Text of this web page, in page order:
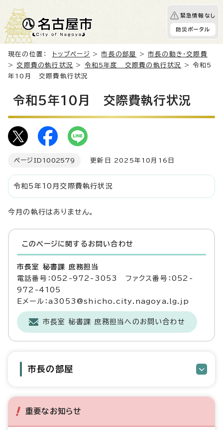
緊急情報なし
防災ポータル
現在の位置： トップページ >市長の部屋 >市長の動き・交際費
>交際費の執行状況 > 令和5年度 交際費の執行状況
> 令和5
年10月 交際費執行状況
令和5年10月 交際費執行状況
ページID 1002579 更新日 2025年10月16日
令和5年10月交際費執行状況
今月の執行はありません。
このページに関する お問い合わせ
市長室 秘書課 庶務担当
電話番号：052-972-3053 ファクス番号：052-
972-4105
Eメール：a3053@shicho.city.nagoya.lg.jp
市長室 秘書課 庶務担当へのお問い合わせ
市長の部屋
重要なお知らせ